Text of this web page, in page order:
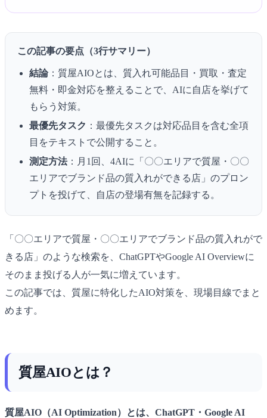
この記事の要点（3行サマリー）
結論：質屋AIOとは、質入れ可能品目・買取・査定
無料・即金対応を整えることで、AIに自店を挙げて
もらう対策。
最優先タスク ：最優先タスクは対応品目を含む全項
目をテキストで公開すること。
測定方法：月1回、4AIに「〇〇エリアで質屋・〇〇
エリアでブランド品の質入れができる店」のプロン
プトを投げて、自店の登場有無を記録する。
「〇〇エリアで質屋・〇〇エリアでブランド品の質入れがで
きる店」のような検索を、ChatGPTやGoogle AI Overviewに
そのまま投げる人が一気に増えています。
この記事では、質屋に特化したAIO対策を、現場目線でまと
めます。
質屋AIOとは？
質屋AIO（AI Optimization）とは、ChatGPT・Google AI